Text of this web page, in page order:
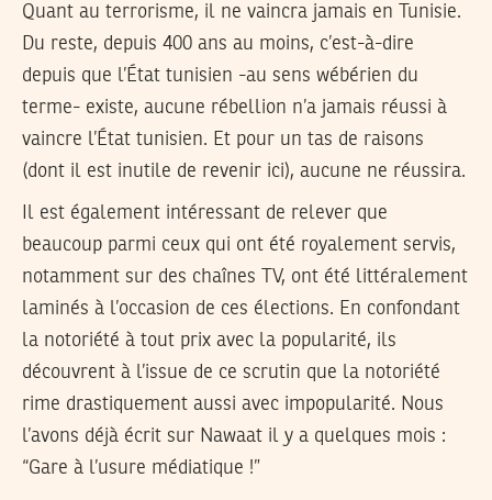
Quant au terrorisme, il ne vaincra jamais en Tunisie.
Du reste, depuis 400 ans au moins, c’est-à-dire
depuis que l’État tunisien -au sens wébérien du
terme- existe, aucune rébellion n’a jamais réussi à
vaincre l’État tunisien. Et pour un tas de raisons
(dont il est inutile de revenir ici), aucune ne réussira.
Il est également intéressant de relever que
beaucoup parmi ceux qui ont été royalement servis,
notamment sur des chaînes TV, ont été littéralement
laminés à l’occasion de ces élections. En confondant
la notoriété à tout prix avec la popularité, ils
découvrent à l’issue de ce scrutin que la notoriété
rime drastiquement aussi avec impopularité. Nous
l’avons déjà écrit sur Nawaat il y a quelques mois :
“Gare à l’usure médiatique !”